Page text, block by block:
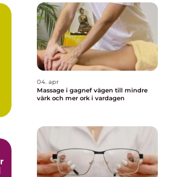
04. apr
Massage i gagnef vägen till mindre
värk och mer ork i vardagen